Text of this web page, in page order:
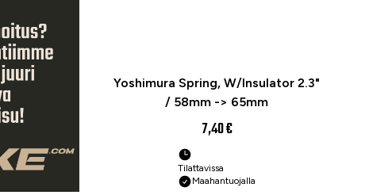
Yoshimura Spring, W/Insulator 2.3"
/ 58mm -> 65mm
7,40 €
Tilattavissa
Maahantuojalla